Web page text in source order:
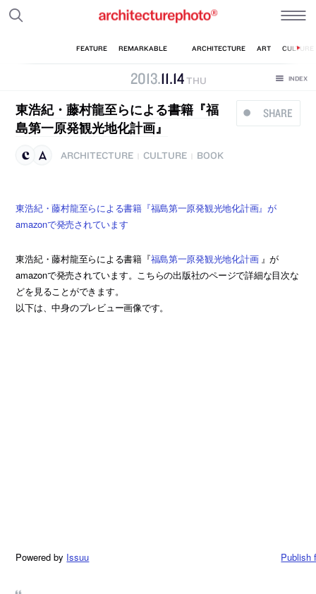
2013.11.14THU
SHARE
東浩紀・藤村龍至らによる書籍『福
島第一原発観光地化計画』
ARCHITECTURE CULTURE BOOK
東浩紀・藤村龍至らによる書籍『福島第一原発観光地化計画』が
amazonで発売されています
東浩紀・藤村龍至らによる書籍『福島第一原発観光地化計画 』が
amazonで発売されています。こちらの出版社のページで詳細な目次な
どを見ることができます。
以下は、中身のプレビュー画像です。
Powered by Issuu Publish